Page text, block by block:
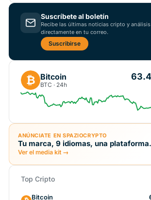
Suscríbete al boletín
Recibe las últimas noticias cripto y
directamente en tu correo.
Suscribirse
₿ Bitcoin
BTC · 24h
ANÚNCIATE EN SPAZIOCRYPTO
Tu marca, 9 idiomas, una plataforma.
Ver el media kit →
Top Cripto
Bitcoin